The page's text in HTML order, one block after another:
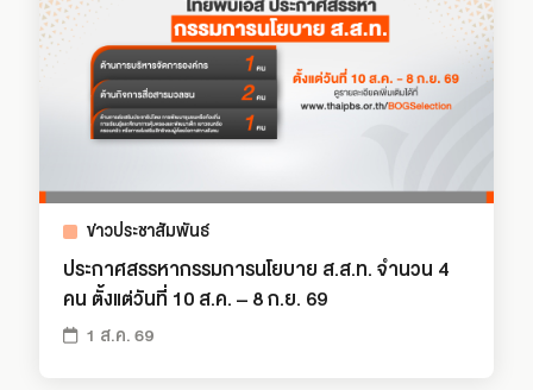
ข่าวประชาสัมพันธ์
ประกาศสรรหากรรมการนโยบาย ส.ส.ท. จำนวน 4
คน ตั้งแต่วันที่ 10 ส.ค. – 8 ก.ย. 69
1 ส.ค. 69